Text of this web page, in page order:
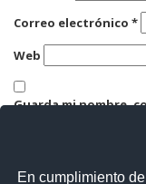
En cumplimiento
Correo electrónico *
Web
Guarda mi nombre,